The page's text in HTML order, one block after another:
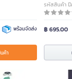
พร้อมจัดส่ง
ค้า
รหัสสินค้า
฿ 695.00